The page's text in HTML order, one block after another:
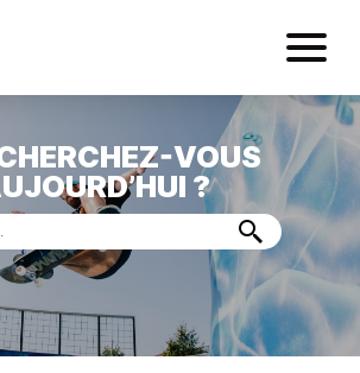
Mairie de
&SERVICES
VOUS
?